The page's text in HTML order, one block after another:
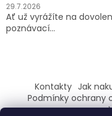
29.7.2026
Ať už vyrážíte na
poznávací...
Kontakty Jak
Podmínky ochrany